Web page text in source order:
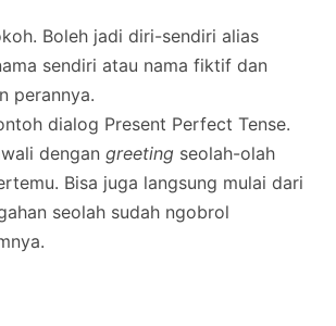
Boleh jadi diri-sendiri alias
sendiri atau nama fiktif dan
perannya.
dialog Present Perfect Tense.
dengan greeting seolah-olah
Bisa juga langsung mulai dari
seolah sudah ngobrol